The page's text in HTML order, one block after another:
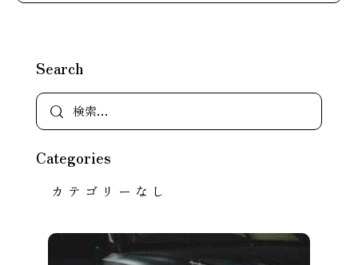
Search
Categories
カテゴリーなし